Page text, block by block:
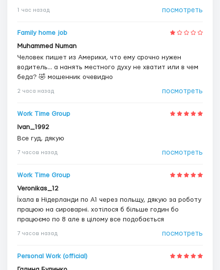
1 час назад посмотреть
Family home job
Muhammed Numan
Человек пишет из Америки, что ему срочно нужен
водитель... а нанять местного духу не хватит или в чем
беда? 🤣 мошенник очевидно
2 часа назад посмотреть
Work Time Group
Ivan_1992
Все гуд, дякую
7 часов назад посмотреть
Work Time Group
Veronikas_12
Їхала в Нідерланди по А1 через польщу, дякую за роботу
працюю на сироварні. хотілося б більше годин бо
працюємо по 8 але в цілому все подобається
7 часов назад посмотреть
Personal Work (official)